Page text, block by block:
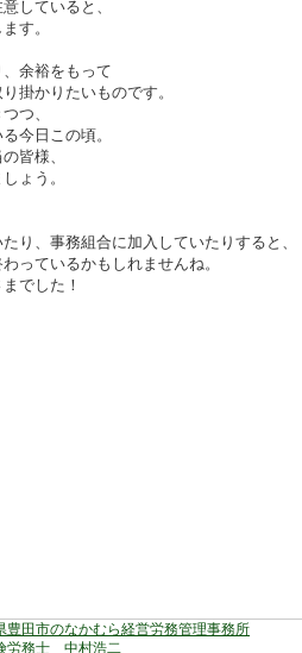
していると、
す。
余裕をもって
掛かりたいものです。
つ、
今日この頃。
皆様、
ょう。
り、事務組合に加入していたりすると、
っているかもしれませんね。
でした！
豊田市のなかむら経営労務管理事務所
労務士 中村浩二